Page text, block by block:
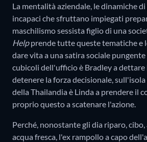
La mentalità aziendale, le dinamiche
incapaci che sfruttano impiegati
maschilismo sessista figlio di una
Helpprende tutte queste tematiche e
dare vita a una satira sociale pungente
cubicoli dell'ufficio è Bradley a dettare
detenere la forza decisionale,
della Thailandia è Linda a prendere il
proprio questo a scatenare l'azione.
Perché, nonostante gli dia riparo, cibo,
acqua fresca, l'ex rampollo a capo